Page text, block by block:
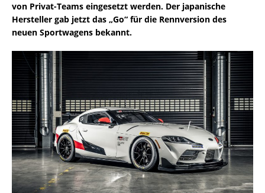
von Privat-Teams eingesetzt werden. Der japanische
Hersteller gab jetzt das „Go“ für die Rennversion des
neuen Sportwagens bekannt.